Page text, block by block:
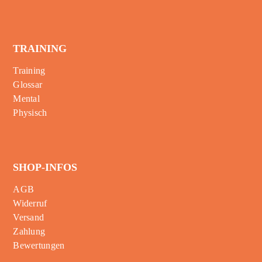
TRAINING
Training
Glossar
Mental
Physisch
SHOP-INFOS
AGB
Widerruf
Versand
Zahlung
Bewertungen